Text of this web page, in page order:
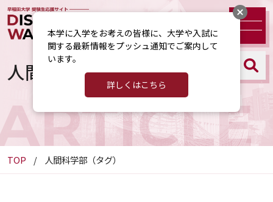
人間科学部（タグ）
TOP 人間科学部（タグ）
本学に入学をお考えの皆様に、大学や入試に
関する最新情報をプッシュ通知でご案内して
います。
詳しくはこちら